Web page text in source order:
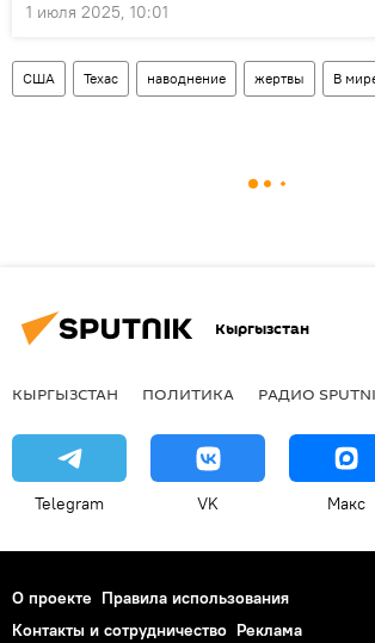
1 июля 2025, 10:01
США Техас наводнение жертвы В
Кыргызстан
КЫРГЫЗСТАН ПОЛИТИКА РАДИО
Telegram VK Макс
О проекте Правила использования
Контакты и сотрудничество Реклама